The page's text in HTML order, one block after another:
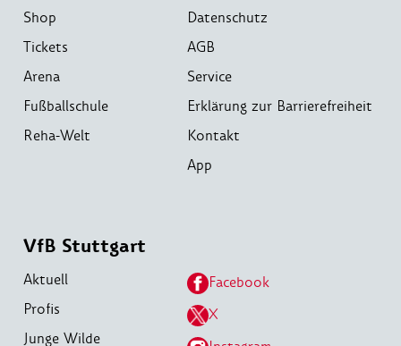
Shop
Tickets
Arena
Fußballschule
Reha-Welt
Datenschutz
AGB
Service
Erklärung zur Barrierefreiheit
Kontakt
App
VfB Stuttgart
Aktuell
Profis
Junge Wilde
Facebook
X